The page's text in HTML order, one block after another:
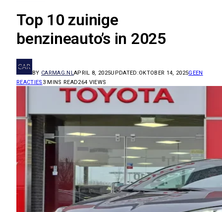
Top 10 zuinige
benzineauto’s in 2025
BY CARMAG.NLAPRIL 8, 2025UPDATED:OKTOBER 14, 2025GEEN
REACTIES 3 MINS READ264 VIEWS